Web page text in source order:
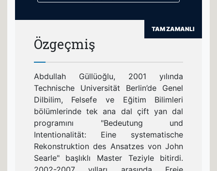
TAM ZAMANLI
Özgeçmiş
Abdullah Güllüoğlu, 2001 yılında
Technische Universität Berlin’de Genel
Dilbilim, Felsefe ve Eğitim Bilimleri
bölümlerinde tek ana dal çift yan dal
programını "Bedeutung und
Intentionalität: Eine systematische
Rekonstruktion des Ansatzes von John
Searle" başlıklı Master Teziyle bitirdi.